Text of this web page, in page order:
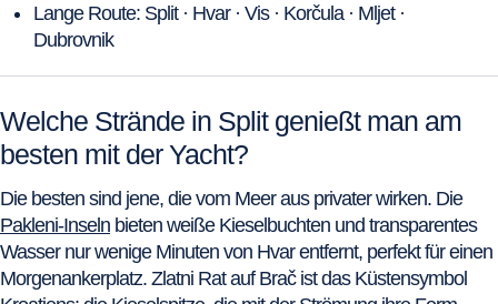
Lange Route: Split · Hvar · Vis · Korčula · Mljet ·
Dubrovnik
Welche Strände in Split genießt man am
besten mit der Yacht?
Die besten sind jene, die vom Meer aus privater wirken. Die
Pakleni-Inseln bieten weiße Kieselbuchten und transparentes
Wasser nur wenige Minuten von Hvar entfernt, perfekt für einen
Morgenankerplatz. Zlatni Rat auf Brač ist das Küstensymbol